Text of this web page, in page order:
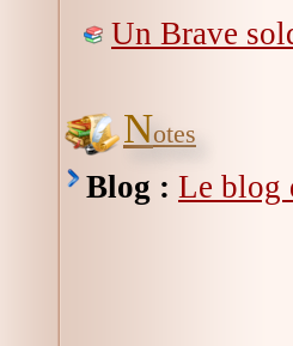
Un Brave
Notes
Blog : Le blog